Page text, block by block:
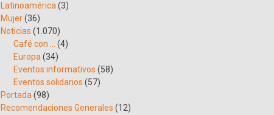
Latinoamérica (3)
Mujer(36)
Noticias (1.070)
Café con …
(4)
Europa (34)
Eventos informativos (58)
Eventos solidarios (57)
Portada (98)
Recomendaciones Generales (12)